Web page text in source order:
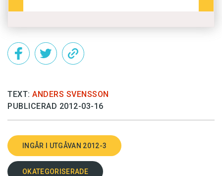
TEXT: ANDERS SVENSSON
PUBLICERAD 2012-03-16
INGÅR I UTGÅVAN 2012-3
OKATEGORISERADE